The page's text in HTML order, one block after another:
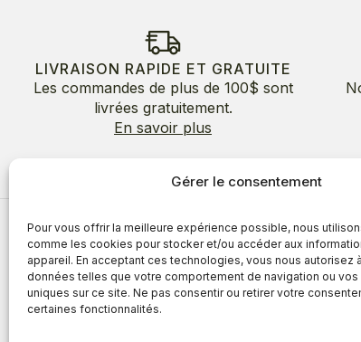
Gérer le consentement
Pour vous offrir la meilleure expérience possible, nous
comme les cookies pour stocker et/ou accéder aux
appareil. En acceptant ces technologies, vous nous autorisez
données telles que votre comportement de navigation ou
uniques sur ce site. Ne pas consentir ou retirer votre
certaines fonctionnalités.
LIVRAISON RAPIDE ET GRATUITE
Les commandes de plus de 100$ sont
livrées gratuitement.
En savoir plus
À
À